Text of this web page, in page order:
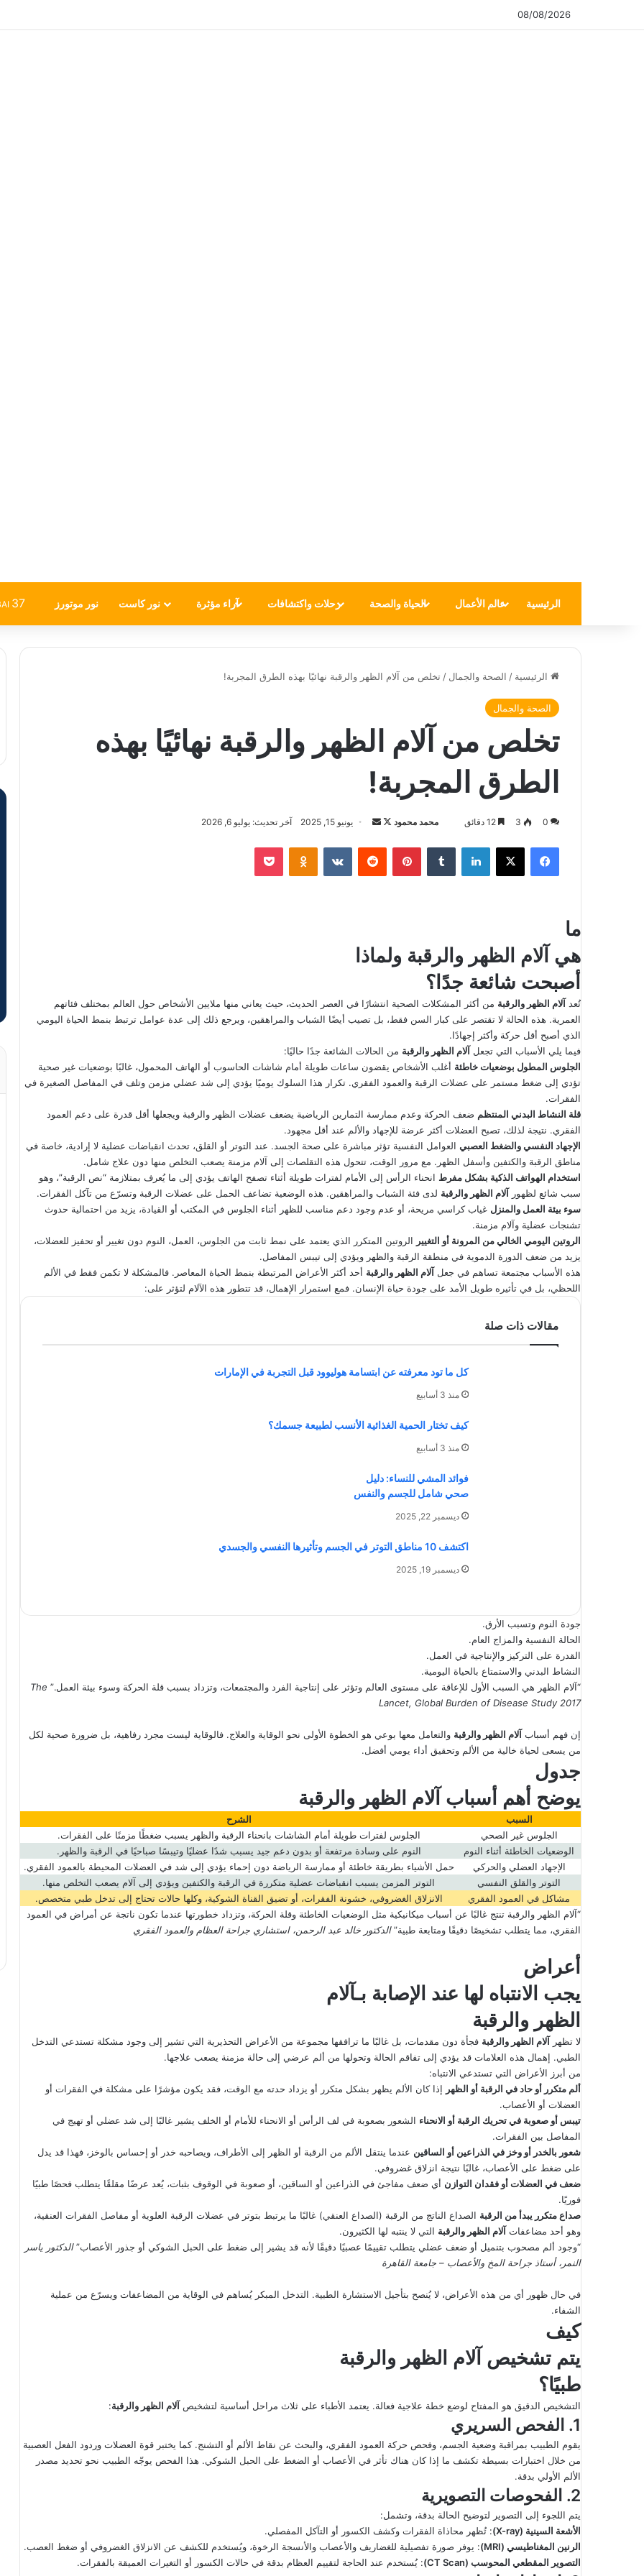
08/08/2026
الرئيسية عالم الأعمال الحياة والصحة رحلات واكتشافات آراء مؤثرة نور كاست نور موتورز 37
الرئيسية / الصحة والجمال / تخلص من آلام الظهر والرقبة نهائيًا بهذه الطرق المجربة!
الصحة والجمال
تخلص من آلام الظهر والرقبة نهائيًا بهذه
الطرق المجربة!
محمد محمود
ت
ع
س
ل
ا
ك
ر
ن
ا
يونيو 15, 2025 آخر تحديث: يوليو 6, 2026 0
3
فيسبوك لينكدإن بينتيريست
ما
هي آلام الظهر والرقبة ولماذا
أصبحت شائعة جدًا؟
تُعد آلام الظهر والرقبة من أكثر المشكلات الصحية انتشارًا في العصر الحديث، حيث يعاني منها ملايين الأشخاص حول العالم بمختلف فئاتهم
العمرية. هذه الحالة لا تقتصر على كبار السن فقط، بل تصيب أيضًا الشباب والمراهقين، ويرجع ذلك إلى عدة عوامل ترتبط بنمط الحياة اليومي
الذي أصبح أقل حركة وأكثر إجهادًا.
فيما يلي الأسباب التي تجعل آلام الظهر والرقبة من الحالات الشائعة جدًا حاليًا:
الجلوس المطول بوضعيات خاطئة أغلب الأشخاص يقضون ساعات طويلة أمام شاشات الحاسوب أو الهاتف المحمول، غالبًا بوضعيات غير صحية
تؤدي إلى ضغط مستمر على عضلات الرقبة والعمود الفقري. تكرار هذا السلوك يوميًا يؤدي إلى شد عضلي مزمن وتلف في المفاصل الصغيرة في
الفقرات.
قلة النشاط البدني المنتظم ضعف الحركة وعدم ممارسة التمارين الرياضية يضعف عضلات الظهر والرقبة ويجعلها أقل قدرة على دعم العمود
الفقري. نتيجة لذلك، تصبح العضلات أكثر عرضة للإجهاد والألم عند أقل مجهود.
الإجهاد النفسي والضغط العصبي العوامل النفسية تؤثر مباشرة على صحة الجسد. عند التوتر أو القلق، تحدث انقباضات عضلية لا إرادية، خاصة في
مناطق الرقبة والكتفين وأسفل الظهر. مع مرور الوقت، تتحول هذه التقلصات إلى آلام مزمنة يصعب التخلص منها دون علاج شامل.
استخدام الهواتف الذكية بشكل مفرط انحناء الرأس إلى الأمام لفترات طويلة أثناء تصفح الهاتف يؤدي إلى ما يُعرف بمتلازمة “نص الرقبة”، وهو
سبب شائع لظهور آلام الظهر والرقبة لدى فئة الشباب والمراهقين. هذه الوضعية تضاعف الحمل على عضلات الرقبة وتسرّع من تآكل الفقرات.
سوء بيئة العمل والمنزل غياب كراسي مريحة، أو عدم وجود دعم مناسب للظهر أثناء الجلوس في المكتب أو القيادة، يزيد من احتمالية حدوث
تشنجات عضلية وآلام مزمنة.
الروتين اليومي الخالي من المرونة أو التغيير الروتين المتكرر الذي يعتمد على نمط ثابت من الجلوس، العمل، النوم دون تغيير أو تحفيز للعضلات،
يزيد من ضعف الدورة الدموية في منطقة الرقبة والظهر ويؤدي إلى تيبس المفاصل.
هذه الأسباب مجتمعة تساهم في جعل آلام الظهر والرقبة أحد أكثر الأعراض المرتبطة بنمط الحياة المعاصر. فالمشكلة لا تكمن فقط في الألم
اللحظي، بل في تأثيره طويل الأمد على جودة حياة الإنسان. فمع استمرار الإهمال، قد تتطور هذه الآلام لتؤثر على:
مقالات ذات صلة
كل ما تود معرفته عن ابتسامة هوليوود قبل التجربة في الإمارات
منذ 3 أسابيع
كيف تختار الحمية الغذائية الأنسب لطبيعة جسمك؟
منذ 3 أسابيع
فوائد المشي للنساء: دليل
صحي شامل للجسم والنفس
ديسمبر 22, 2025
اكتشف 10 مناطق التوتر في الجسم وتأثيرها النفسي والجسدي
ديسمبر 19, 2025
جودة النوم وتسبب الأرق.
الحالة النفسية والمزاج العام.
القدرة على التركيز والإنتاجية في العمل.
النشاط البدني والاستمتاع بالحياة اليومية.
“آلام الظهر هي السبب الأول للإعاقة على مستوى العالم وتؤثر على إنتاجية الفرد والمجتمعات، وتزداد بسبب قلة الحركة وسوء بيئة العمل.” The
Lancet, Global Burden of Disease Study 2017
إن فهم أسباب آلام الظهر والرقبة والتعامل معها بوعي هو الخطوة الأولى نحو الوقاية والعلاج. فالوقاية ليست مجرد رفاهية، بل ضرورة صحية لكل
من يسعى لحياة خالية من الألم وتحقيق أداء يومي أفضل.
جدول
يوضح أهم أسباب آلام الظهر والرقبة
السبب
الشرح
الجلوس غير الصحي
الجلوس لفترات طويلة أمام الشاشات بانحناء الرقبة والظهر يسبب ضغطًا مزمنًا على الفقرات.
الوضعيات الخاطئة أثناء النوم
النوم على وسادة مرتفعة أو بدون دعم جيد يسبب شدًا عضليًا وتيبسًا صباحيًا في الرقبة والظهر.
الإجهاد العضلي والحركي
حمل الأشياء بطريقة خاطئة أو ممارسة الرياضة دون إحماء يؤدي إلى شد في العضلات المحيطة بالعمود الفقري.
التوتر والقلق النفسي
التوتر المزمن يسبب انقباضات عضلية متكررة في الرقبة والكتفين ويؤدي إلى آلام يصعب التخلص منها.
مشاكل في العمود الفقري
الانزلاق الغضروفي، خشونة الفقرات، أو تضيق القناة الشوكية، وكلها حالات تحتاج إلى تدخل طبي متخصص.
“آلام الظهر والرقبة تنتج غالبًا عن أسباب ميكانيكية مثل الوضعيات الخاطئة وقلة الحركة، وتزداد خطورتها عندما تكون ناتجة عن أمراض في العمود
الفقري، مما يتطلب تشخيصًا دقيقًا ومتابعة طبية”الدكتور خالد عبد الرحمن، استشاري جراحة العظام والعمود الفقري
أعراض
يجب الانتباه لها عند الإصابة بـآلام
الظهر والرقبة
لا تظهر آلام الظهر والرقبة فجأة دون مقدمات، بل غالبًا ما ترافقها مجموعة من الأعراض التحذيرية التي تشير إلى وجود مشكلة تستدعي التدخل
الطبي. إهمال هذه العلامات قد يؤدي إلى تفاقم الحالة وتحولها من ألم عرضي إلى حالة مزمنة يصعب علاجها.
من أبرز الأعراض التي تستدعي الانتباه:
ألم متكرر أو حاد في الرقبة أو الظهر إذا كان الألم يظهر بشكل متكرر أو يزداد حدته مع الوقت، فقد يكون مؤشرًا على مشكلة في الفقرات أو
العضلات أو الأعصاب.
تيبس أو صعوبة في تحريك الرقبة أو الانحناء الشعور بصعوبة في لف الرأس أو الانحناء للأمام أو الخلف يشير غالبًا إلى شد عضلي أو تهيج في
المفاصل بين الفقرات.
شعور بالخدر أو وخز في الذراعين أو الساقين عندما ينتقل الألم من الرقبة أو الظهر إلى الأطراف، ويصاحبه خدر أو إحساس بالوخز، فهذا قد يدل
على ضغط على الأعصاب، غالبًا نتيجة انزلاق غضروفي.
ضعف في العضلات أو فقدان التوازن أي ضعف مفاجئ في الذراعين أو الساقين، أو صعوبة في الوقوف بثبات، يُعد عرضًا مقلقًا يتطلب فحصًا طبيًا
فوريًا.
صداع متكرر يبدأ من الرقبة الصداع الناتج من الرقبة (الصداع العنقي) غالبًا ما يرتبط بتوتر في عضلات الرقبة العلوية أو مفاصل الفقرات العنقية،
وهو أحد مضاعفات آلام الظهر والرقبة التي لا ينتبه لها الكثيرون.
“وجود ألم مصحوب بتنميل أو ضعف عضلي يتطلب تقييمًا عصبيًا دقيقًا لأنه قد يشير إلى ضغط على الحبل الشوكي أو جذور الأعصاب”الدكتور ياسر
النمر، أستاذ جراحة المخ والأعصاب – جامعة القاهرة
في حال ظهور أي من هذه الأعراض، لا يُنصح بتأجيل الاستشارة الطبية. التدخل المبكر يُساهم في الوقاية من المضاعفات ويسرّع من عملية
الشفاء.
كيف
يتم تشخيص آلام الظهر والرقبة
طبيًا؟
التشخيص الدقيق هو المفتاح لوضع خطة علاجية فعالة. يعتمد الأطباء على ثلاث مراحل أساسية لتشخيص آلام الظهر والرقبة:
1. الفحص السريري
يقوم الطبيب بمراقبة وضعية الجسم، وفحص حركة العمود الفقري، والبحث عن نقاط الألم أو التشنج. كما يختبر قوة العضلات وردود الفعل العصبية
من خلال اختبارات بسيطة تكشف ما إذا كان هناك تأثر في الأعصاب أو الضغط على الحبل الشوكي. هذا الفحص يوجّه الطبيب نحو تحديد مصدر
الألم الأولي بدقة.
2. الفحوصات التصويرية
يتم اللجوء إلى التصوير لتوضيح الحالة بدقة، وتشمل:
الأشعة السينية (X-ray)
: تُظهر محاذاة الفقرات وكشف الكسور أو التآكل المفصلي.
الرنين المغناطيسي (MRI)
: يوفر صورة تفصيلية للغضاريف والأعصاب والأنسجة الرخوة، ويُستخدم للكشف عن الانزلاق الغضروفي أو ضغط العصب.
التصوير المقطعي المحوسب (CT Scan) : يُستخدم عند الحاجة لتقييم العظام بدقة في حالات الكسور أو التغيرات العميقة بالفقرات.